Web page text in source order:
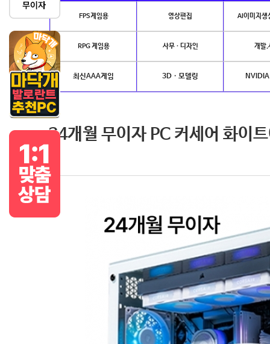
FPS게임용 영상편집 AI이미지생
RPG 게임용 사무 · 디자인 개발.
최신AAA게임 3D · 모델링
24개월 무이자 PC 커세어 화이